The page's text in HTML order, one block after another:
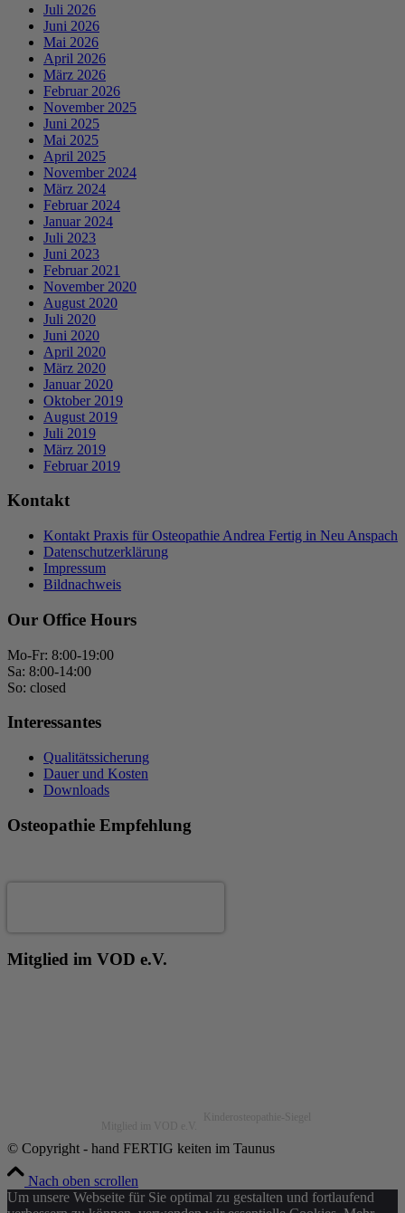
Juli 2026
Juni 2026
Mai 2026
April 2026
März 2026
Februar 2026
November 2025
Juni 2025
Mai 2025
April 2025
November 2024
März 2024
Februar 2024
Januar 2024
Juli 2023
Juni 2023
Februar 2021
November 2020
August 2020
Juli 2020
Juni 2020
April 2020
März 2020
Januar 2020
Oktober 2019
August 2019
Juli 2019
März 2019
Februar 2019
Kontakt
Kontakt Praxis für Osteopathie Andrea Fertig in Neu Anspach
Datenschutzerklärung
Impressum
Bildnachweis
Our Office Hours
Mo-Fr: 8:00-19:00
Sa: 8:00-14:00
So: closed
Interessantes
Qualitätssicherung
Dauer und Kosten
Downloads
Osteopathie Empfehlung
Mitglied im VOD e.V.
© Copyright - hand FERTIG keiten im Taunus
Nach oben scrollen
Um unsere Webseite für Sie optimal zu gestalten und fortlaufend